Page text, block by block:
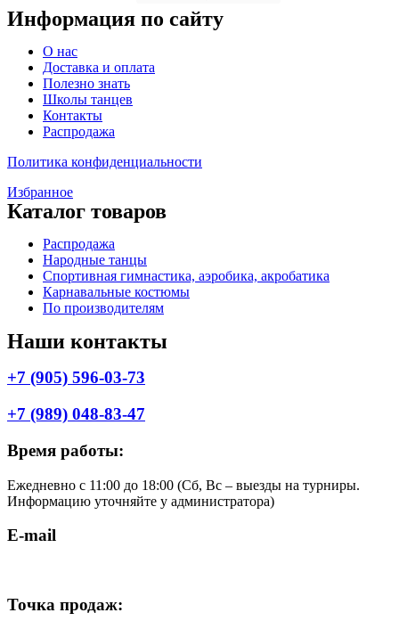
Информация по сайту
МенюО нас
Доставка и оплата
Полезно знать
Школы танцев
Контакты
Распродажа
Политика конфиденциальности
Избранное
Каталог товаров
МенюРаспродажа
Народные танцы
Спортивная гимнастика, аэробика, акробатика
Карнавальные костюмы
По производителям
Наши контакты
+7 (905) 596-03-73
+7 (989) 048-83-47
Время работы:
Ежедневно с 11:00 до 18:00 (Cб, Вс – выезды на турниры.
Информацию уточняйте у администратора)
E-mail
Точка продаж: